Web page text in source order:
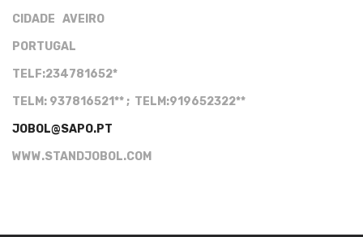
CIDADE AVEIRO
PORTUGAL
TELF:234781652*
TELM: 937816521** ; TELM:919652322**
JOBOL@SAPO.PT
WWW.STANDJOBOL.COM